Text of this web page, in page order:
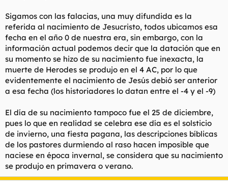
Sigamos con las falacias, una muy difundida es la
referida al nacimiento de Jesucristo, todos ubicamos esa
fecha en el año 0 de nuestra era, sin embargo, con la
información actual podemos decir que la datación que en
su momento se hizo de su nacimiento fue inexacta, la
muerte de Herodes se produjo en el 4 AC, por lo que
evidentemente el nacimiento de Jesús debió ser anterior
a esa fecha (los historiadores lo datan entre el -4 y el -9)
El día de su nacimiento tampoco fue el 25 de diciembre,
pues lo que en realidad se celebra ese día es el solsticio
de invierno, una fiesta pagana, las descripciones bíblicas
de los pastores durmiendo al raso hacen imposible que
naciese en época invernal, se considera que su nacimiento
se produjo en primavera o verano.